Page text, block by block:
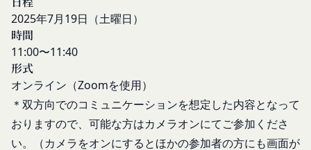
2025年7月19日（土曜日）
時間
11:00〜11:40
形式
オンライン（Zoomを使用）
＊双方向でのコミュニケーションを想定した内容となって
おりますので、可能な方はカメラオンにてご参加くださ
い。（カメラをオンにするとほかの参加者の方にも画面が
供した相手方を「提供先」といいます。）
お客様の同意を得た場合
当社は、お客様の同意を得た場合、お客様情報（個
組織、個人に提供することがあります。
第三者サービス提供者との共有
支払処理、データ分析、メール送信、ホスティング
サービス、カスタマーサービスなどを当社の代理で
第3条（提供されるサービス）
当社が提供する本サービスは、次の各号に掲げるサ
ービスとします。
ービス
前各号に付随する各種サービス
当社は、前項各号に定めるサービスの内容を変更す
ることができるものとします。
第4条（会員登録）